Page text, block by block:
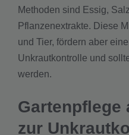
Methoden sind Essig,
Pflanzenextrakte. Diese
und Tier, fördern aber
Unkrautkontrolle und
werden.
Gartenpflege
zur